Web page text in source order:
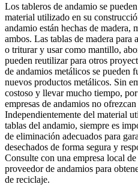
Los tableros de andamio se
material utilizado en su
andamio están hechas de madera,
ambos. Las tablas de madera para
o triturar y usar como mantillo,
pueden reutilizar para otros
de andamios metálicos se pueden
nuevos productos metálicos. Sin
costoso y llevar mucho tiempo,
empresas de andamios no
Independientemente del material
tablas del andamio, siempre es
de eliminación adecuados para
desechados de forma segura y
Consulte con una empresa local
proveedor de andamios para
de reciclaje.